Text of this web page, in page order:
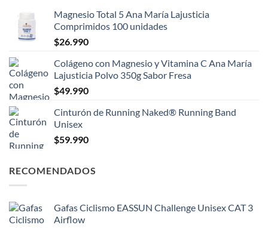
Magnesio Total 5 Ana María Lajusticia
Comprimidos 100 unidades
$26.990
Colágeno con Magnesio y Vitamina C Ana María
Lajusticia Polvo 350g Sabor Fresa
$49.990
Cinturón de Running Naked® Running Band
Unisex
$59.990
RECOMENDADOS
Gafas Ciclismo EASSUN Challenge Unisex CAT 3
Airflow